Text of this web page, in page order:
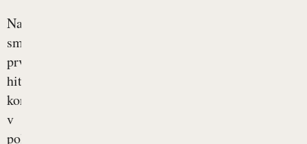
Naredili
smo
prve
hitre
korake
v
poletje.